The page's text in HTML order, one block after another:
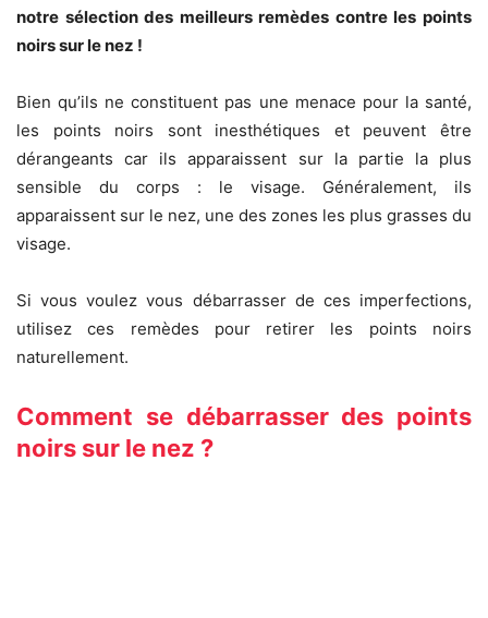
notre sélection des meilleurs remèdes contre les points
noirs sur le nez !
Bien qu’ils ne constituent pas une menace pour la santé,
les points noirs sont inesthétiques et peuvent être
dérangeants car ils apparaissent sur la partie la plus
sensible du corps : le visage. Généralement, ils
apparaissent sur le nez, une des zones les plus grasses du
visage.
Si vous voulez vous débarrasser de ces imperfections,
utilisez ces remèdes pour retirer les points noirs
naturellement.
Comment se débarrasser des points
noirs sur le nez ?